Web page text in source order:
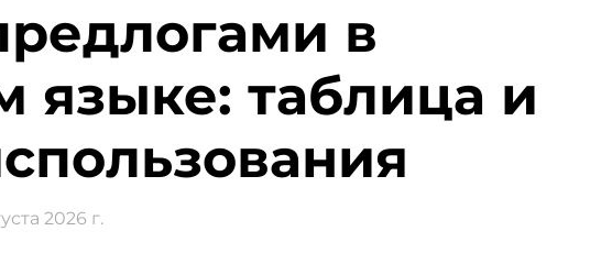
в
языке: таблица и
2026 г.